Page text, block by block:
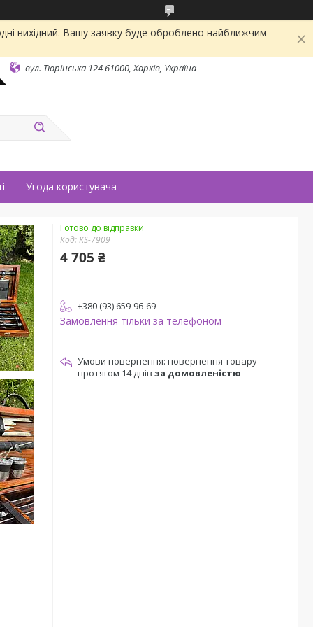
вихідний. Вашу заявку буде оброблено найближчим
вул. Тюрінська 124 61000, Харків, Україна
Угода користувача
Готово до відправки
Код:KS-7909
4 705 ₴
+380 (93) 659-96-69
Замовлення тільки за телефоном
повернення товару
протягом 14 днів за домовленістю